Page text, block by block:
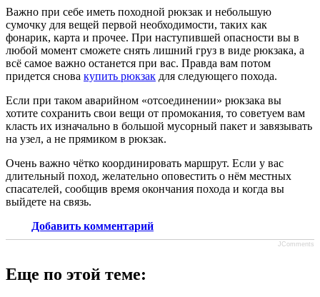
Важно при себе иметь походной рюкзак и небольшую
сумочку для вещей первой необходимости, таких как
фонарик, карта и прочее. При наступившей опасности вы в
любой момент сможете снять лишний груз в виде рюкзака, а
всё самое важно останется при вас. Правда вам потом
придется снова купить рюкзак для следующего похода.
Если при таком аварийном «отсоединении» рюкзака вы
хотите сохранить свои вещи от промокания, то советуем вам
класть их изначально в большой мусорный пакет и завязывать
на узел, а не прямиком в рюкзак.
Очень важно чётко координировать маршрут. Если у вас
длительный поход, желательно оповестить о нём местных
спасателей, сообщив время окончания похода и когда вы
выйдете на связь.
Добавить комментарий
JComments
Еще по этой теме: